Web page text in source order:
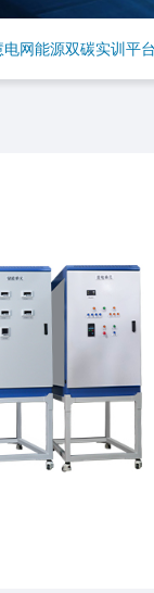
电网能源双碳实训平台